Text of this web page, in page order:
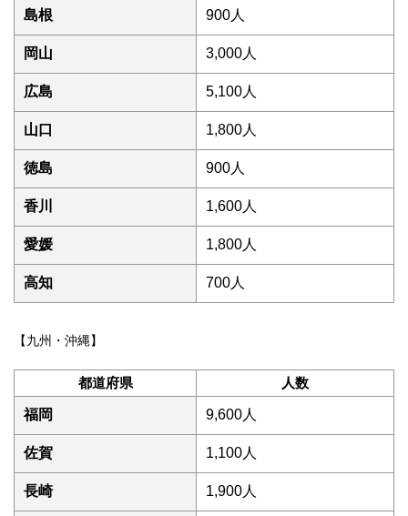
島根 900人
岡山 3,000人
広島 5,100人
山口 1,800人
徳島 900人
香川 1,600人
愛媛 1,800人
高知 700人
【九州・沖縄】
都道府県 人数
福岡 9,600人
佐賀 1,100人
長崎 1,900人